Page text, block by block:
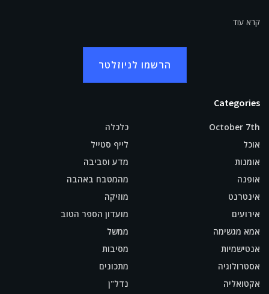
קרא עוד
הרשמו לניוזלטר
Categories
October 7th
אוכל
אומנות
אופנה
אינטרנט
אירועים
אמא מגשימה
אנטישמיות
אסטרולוגיה
אקטואליה
כלכלה
לייף סטייל
מדע וסביבה
מהמטבח באהבה
מוזיקה
מועדון הספר הטוב
ממשל
מסיבות
מתכונים
נדל"ן